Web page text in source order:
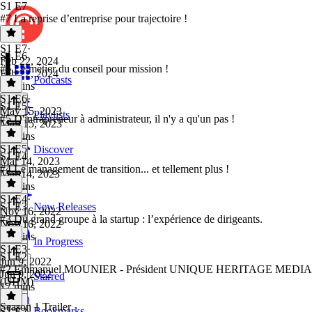
Podcasts
Playlists
Discover
New Releases
In Progress
Starred
S1 E7
#7 La reprise d’entreprise pour trajectoire !
S1 E7·
Feb 22, 2024
Feb 22, 2024
24 mins
S1 E6
#6 Le métier du conseil pour mission !
S1 E6·
May 15, 2023
May 15, 2023
18 mins
S1 E5
#5 D'intrapreneur à administrateur, il n'y a qu'un pas !
S1 E5·
Mar 14, 2023
Mar 14, 2023
18 mins
S1 E4
#4 Le management de transition... et tellement plus !
S1 E4·
Nov 16, 2022
Nov 16, 2022
19 mins
S1 E3
#3 Du grand groupe à la startup : l’expérience de dirigeants.
S1 E3·
Jun 9, 2022
Jun 9, 2022
17 mins
S1 E2
#2 Emmanuel MOUNIER - Président UNIQUE HERITAGE MEDIA
(UHM)
Season 1 Trailer